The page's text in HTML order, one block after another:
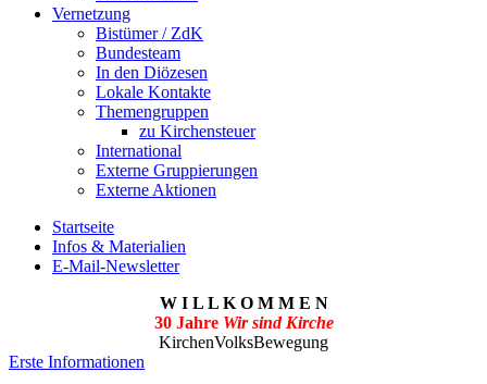
Vernetzung
Bistümer / ZdK
Bundesteam
In den Diözesen
Lokale Kontakte
Themengruppen
zu Kirchensteuer
International
Externe Gruppierungen
Externe Aktionen
Startseite
Infos & Materialien
E-Mail-Newsletter
W I L L K O M M E N
30 Jahre Wir sind Kirche
KirchenVolksBewegung
Erste Informationen